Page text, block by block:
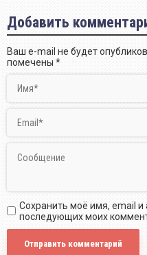
Добавить
Ваш e-mail не будет
помечены *
Сохранить моё имя, email и
последующих моих